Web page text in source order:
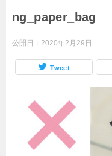
ng_paper_bag
公開日： 2020年2月29日
Tweet